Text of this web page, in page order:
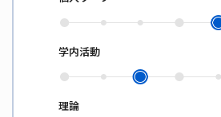
学内活動
理論